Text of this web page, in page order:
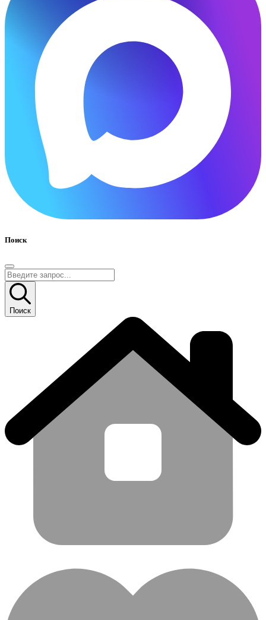
Поиск
Поиск